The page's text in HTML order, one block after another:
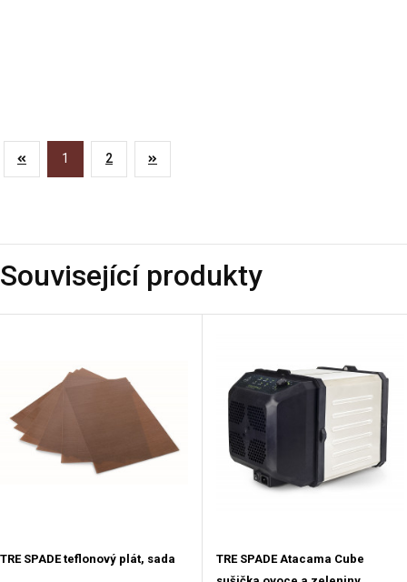
1 2
Související produkty
TRE SPADE teflonový plát, sada
TRE SPADE Atacama Cube